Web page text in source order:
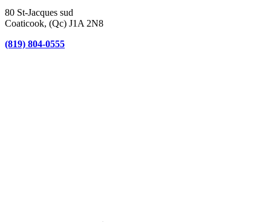
80 St-Jacques sud
Coaticook, (Qc) J1A 2N8
(819) 804-0555